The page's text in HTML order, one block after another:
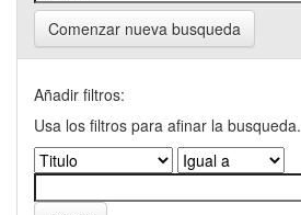
Comenzar nueva busqueda
Añadir filtros:
Usa los filtros para afinar la busqueda.